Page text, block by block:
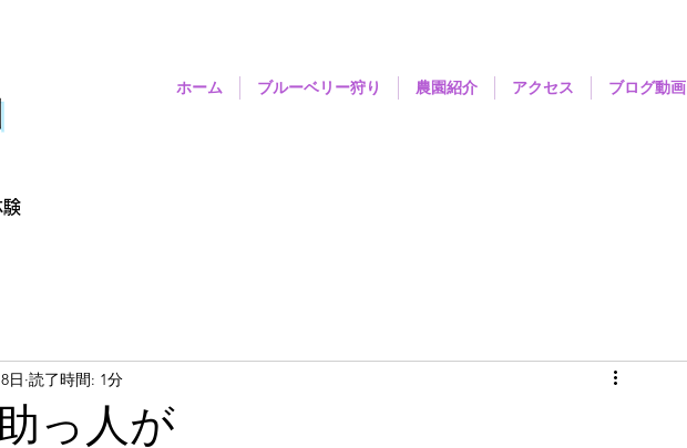
ホーム ブルーベリー狩り 農園紹介 アクセス ブログ動画
っ人が
日 読了時間: 1分